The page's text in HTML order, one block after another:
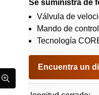
Se suministra de
Válvula de
Mando de
Tecnología
Encuentra un